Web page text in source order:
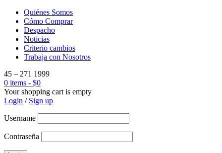
Quiénes Somos
Cómo Comprar
Despacho
Noticias
Criterio cambios
Trabaja con Nosotros
45 – 271 1999
0 items - $0
Your shopping cart is empty
Login / Sign up
Username
Contraseña